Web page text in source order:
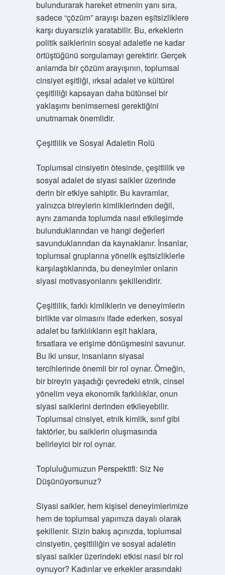
bulundurarak hareket etmenin yanı sıra,
sadece “çözüm” arayışı bazen eşitsizliklere
karşı duyarsızlık yaratabilir. Bu, erkeklerin
politik saiklerinin sosyal adaletle ne kadar
örtüştüğünü sorgulamayı gerektirir. Gerçek
anlamda bir çözüm arayışının, toplumsal
cinsiyet eşitliği, ırksal adalet ve kültürel
çeşitliliği kapsayan daha bütünsel bir
yaklaşımı benimsemesi gerektiğini
unutmamak önemlidir.
Çeşitlilik ve Sosyal Adaletin Rolü
Toplumsal cinsiyetin ötesinde, çeşitlilik ve
sosyal adalet de siyasi saikler üzerinde
derin bir etkiye sahiptir. Bu kavramlar,
yalnızca bireylerin kimliklerinden değil,
aynı zamanda toplumda nasıl etkileşimde
bulunduklarından ve hangi değerleri
savunduklarından da kaynaklanır. İnsanlar,
toplumsal gruplarına yönelik eşitsizliklerle
karşılaştıklarında, bu deneyimler onların
siyasi motivasyonlarını şekillendirir.
Çeşitlilik, farklı kimliklerin ve deneyimlerin
birlikte var olmasını ifade ederken, sosyal
adalet bu farklılıkların eşit haklara,
fırsatlara ve erişime dönüşmesini savunur.
Bu iki unsur, insanların siyasal
tercihlerinde önemli bir rol oynar. Örneğin,
bir bireyin yaşadığı çevredeki etnik, cinsel
yönelim veya ekonomik farklılıklar, onun
siyasi saiklerini derinden etkileyebilir.
Toplumsal cinsiyet, etnik kimlik, sınıf gibi
faktörler, bu saiklerin oluşmasında
belirleyici bir rol oynar.
Topluluğumuzun Perspektifi: Siz Ne
Düşünüyorsunuz?
Siyasi saikler, hem kişisel deneyimlerimize
hem de toplumsal yapımıza dayalı olarak
şekillenir. Sizin bakış açınızda, toplumsal
cinsiyetin, çeşitliliğin ve sosyal adaletin
siyasi saikler üzerindeki etkisi nasıl bir rol
oynuyor? Kadınlar ve erkekler arasındaki